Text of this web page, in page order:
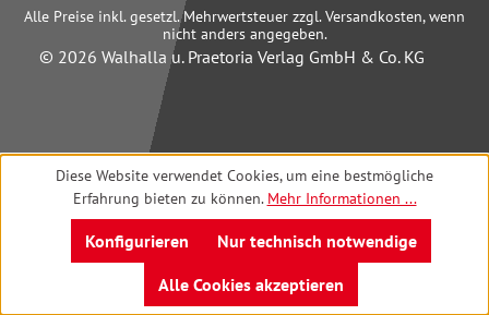
Alle Preise inkl. gesetzl. Mehrwertsteuer zzgl. Versandkosten, wenn
nicht anders angegeben.
© 2026 Walhalla u. Praetoria Verlag GmbH & Co. KG
Diese Website verwendet Cookies, um eine bestmögliche
Erfahrung bieten zu können. Mehr Informationen ...
Nur technisch notwendige
Konfigurieren
Alle Cookies akzeptieren